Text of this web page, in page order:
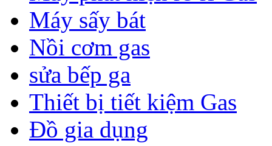
Máy sấy bát
Nồi cơm gas
sửa bếp ga
Thiết bị tiết kiệm Gas
Đồ gia dụng